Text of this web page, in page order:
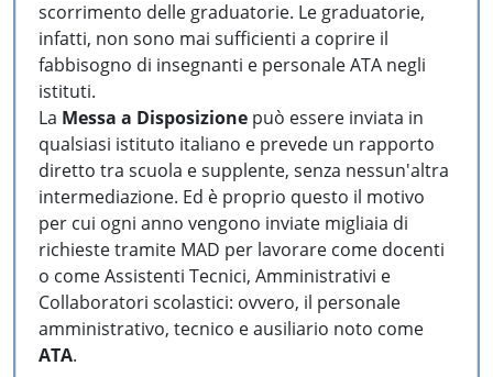
scorrimento delle graduatorie. Le graduatorie,
infatti, non sono mai sufficienti a coprire il
fabbisogno di insegnanti e personale ATA negli
istituti.
La Messa a Disposizione può essere inviata in
qualsiasi istituto italiano e prevede un rapporto
diretto tra scuola e supplente, senza nessun'altra
intermediazione. Ed è proprio questo il motivo
per cui ogni anno vengono inviate migliaia di
richieste tramite MAD per lavorare come docenti
o come Assistenti Tecnici, Amministrativi e
Collaboratori scolastici: ovvero, il personale
amministrativo, tecnico e ausiliario noto come
ATA.